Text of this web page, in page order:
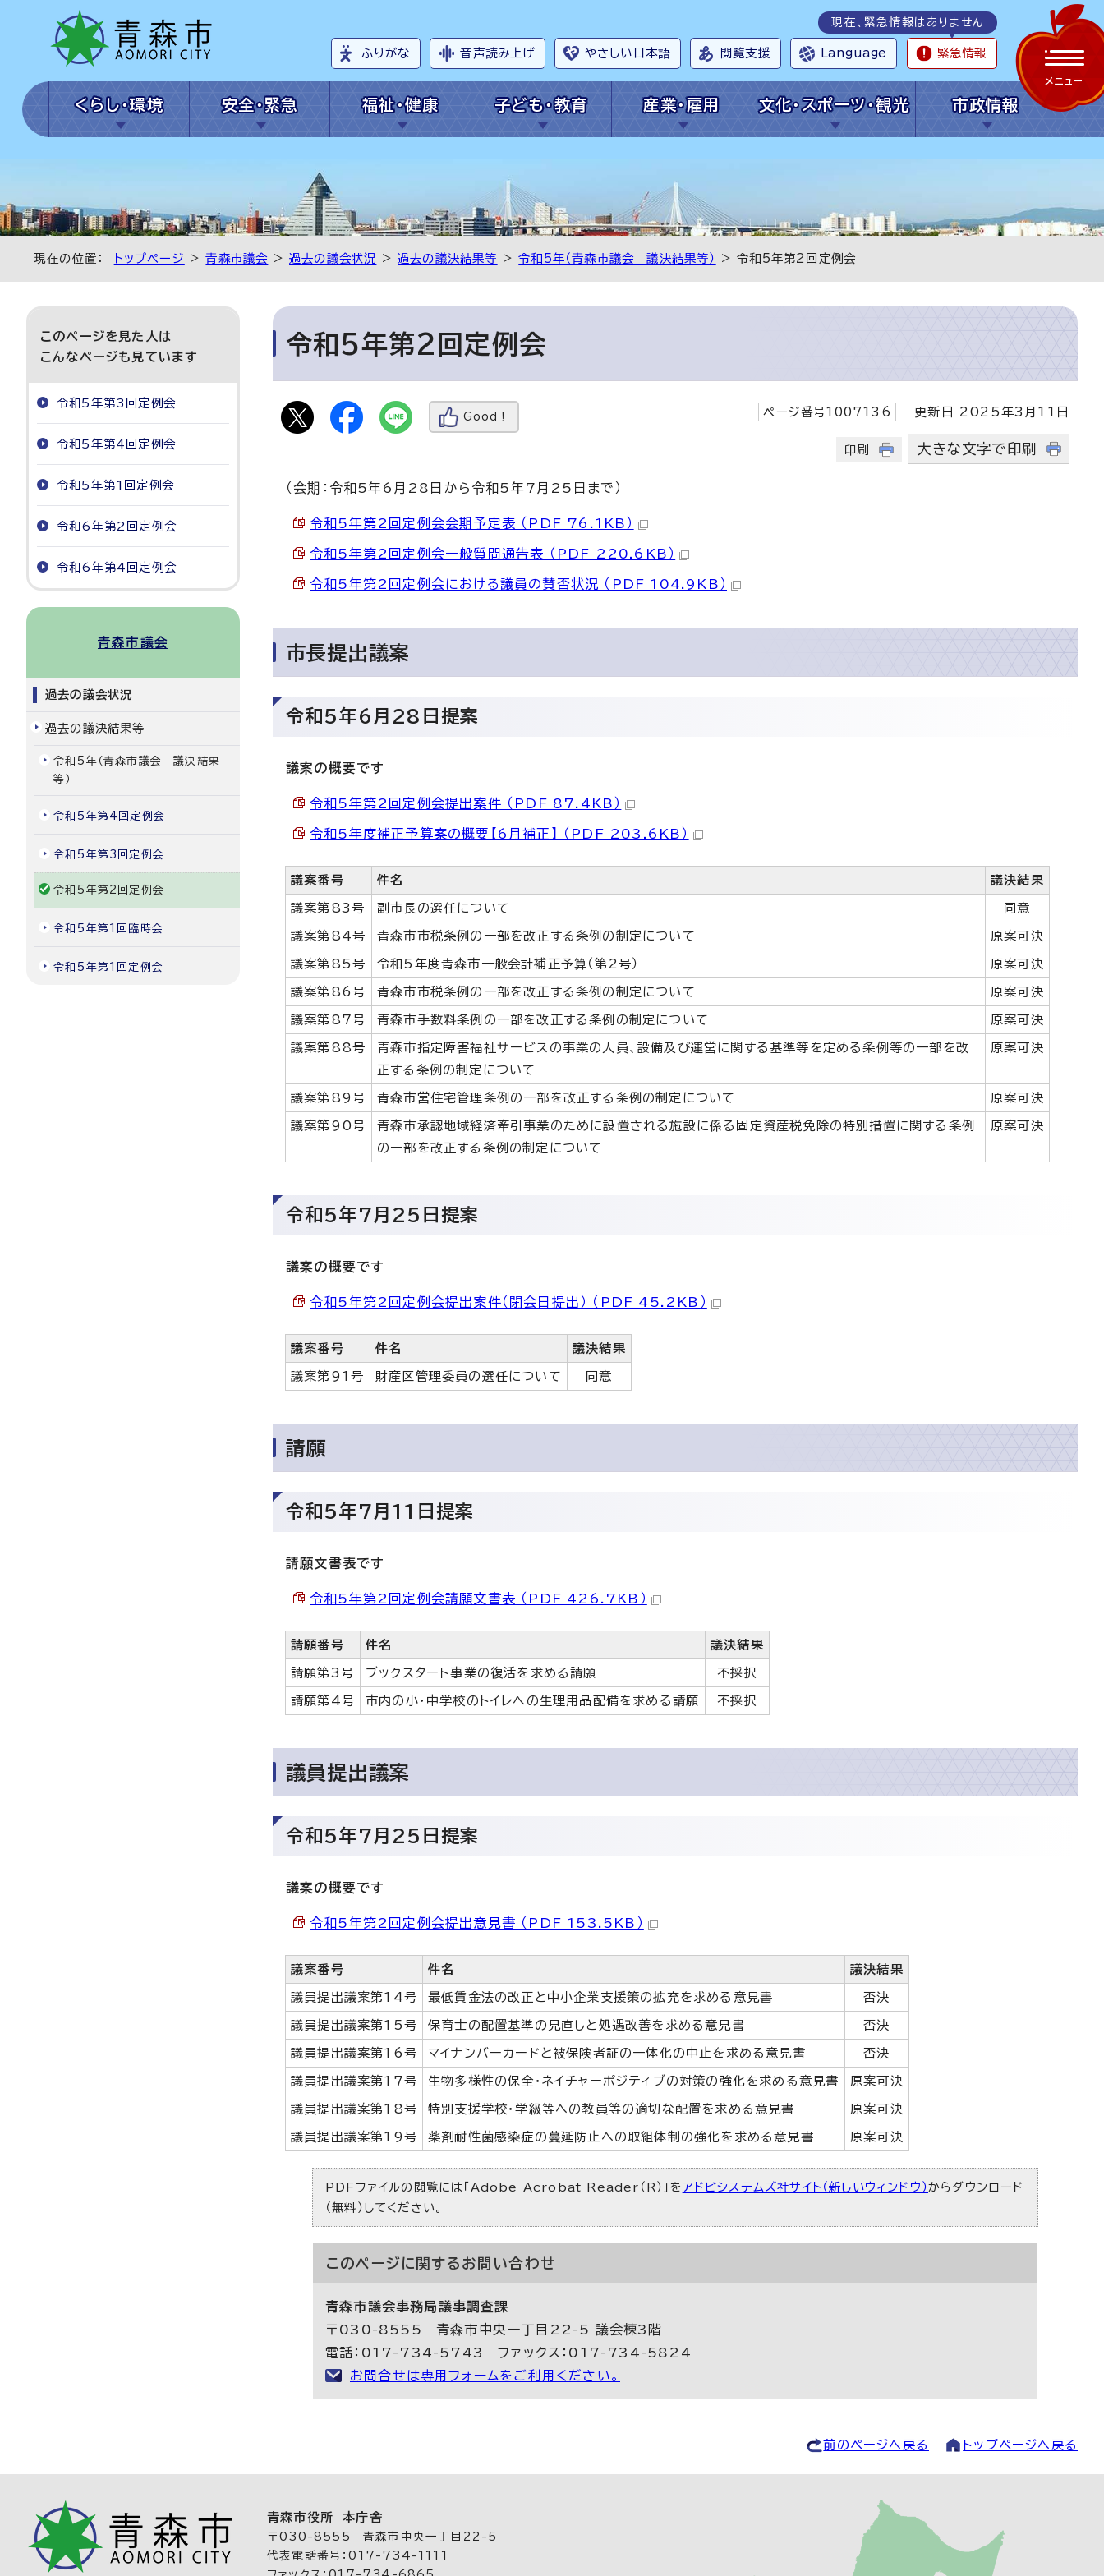
現在、緊急情報はありません
ふりがな 音声読み上げ やさしい日本語 閲覧支援 Language 緊急情報
メニュー
くらし・環境 安全・緊急 福祉・健康 子ども・教育 産業・雇用 文化・スポーツ・観光 市政情報
現在の位置： トップページ >青森市議会 >過去の議会状況 >過去の議決結果等 >令和5年（青森市議会 議決結果等） > 令和5年第2回定例会
令和5年第2回定例会
Good！ ページ番号1007136 更新日 2025年3月11日
印刷 大きな文字で印刷
（会期：令和5年6月28日から令和5年7月25日まで）
令和5年第2回定例会会期予定表 （PDF 76.1KB）
令和5年第2回定例会一般質問通告表 （PDF 220.6KB）
令和5年第2回定例会における議員の賛否状況 （PDF 104.9KB）
市長提出議案
令和5年6月28日提案
議案の概要です
令和5年第2回定例会提出案件 （PDF 87.4KB）
令和5年度補正予算案の概要【6月補正】 （PDF 203.6KB）
議案番号 件名 議決結果
議案第83号 副市長の選任について 同意
議案第84号 青森市市税条例の一部を改正する条例の制定について 原案可決
議案第85号 令和5年度青森市一般会計補正予算（第2号） 原案可決
議案第86号 青森市市税条例の一部を改正する条例の制定について 原案可決
議案第87号 青森市手数料条例の一部を改正する条例の制定について 原案可決
議案第88号
青森市指定障害福祉サービスの事業の人員、設備及び運営に関する基準等を定める条例等の一部を改
正する条例の制定について
原案可決
議案第89号 青森市営住宅管理条例の一部を改正する条例の制定について 原案可決
議案第90号
青森市承認地域経済牽引事業のために設置される施設に係る固定資産税免除の特別措置に関する条例
の一部を改正する条例の制定について
原案可決
令和5年7月25日提案
議案の概要です
令和5年第2回定例会提出案件（閉会日提出） （PDF 45.2KB）
議案番号 件名 議決結果
議案第91号 財産区管理委員の選任について 同意
請願
令和5年7月11日提案
請願文書表です
令和5年第2回定例会請願文書表 （PDF 426.7KB）
請願番号 件名 議決結果
請願第3号 ブックスタート事業の復活を求める請願 不採択
請願第4号 市内の小・中学校のトイレへの生理用品配備を求める請願 不採択
議員提出議案
令和5年7月25日提案
議案の概要です
令和5年第2回定例会提出意見書 （PDF 153.5KB）
議案番号 件名 議決結果
議員提出議案第14号 最低賃金法の改正と中小企業支援策の拡充を求める意見書 否決
議員提出議案第15号 保育士の配置基準の見直しと処遇改善を求める意見書 否決
議員提出議案第16号 マイナンバーカードと被保険者証の一体化の中止を求める意見書 否決
議員提出議案第17号 生物多様性の保全・ネイチャーポジティブの対策の強化を求める意見書 原案可決
議員提出議案第18号 特別支援学校・学級等への教員等の適切な配置を求める意見書 原案可決
議員提出議案第19号 薬剤耐性菌感染症の蔓延防止への取組体制の強化を求める意見書 原案可決
PDFファイルの閲覧には「Adobe Acrobat Reader（R）」を アドビシステムズ社サイト（新しいウィンドウ）からダウンロード
（無料）してください。
このページに関する お問い合わせ
青森市議会事務局議事調査課
〒030-8555 青森市中央一丁目22-5 議会棟3階
電話：017-734-5743 ファックス：017-734-5824
お問合せは専用フォームをご利用ください。
このページを見た人は
こんなページも見ています
令和5年第3回定例会
令和5年第4回定例会
令和5年第1回定例会
令和6年第2回定例会
令和6年第4回定例会
青森市議会
過去の議会状況
過去の議決結果等
令和5年（青森市議会 議決結果
等）
令和5年第4回定例会
令和5年第3回定例会
令和5年第2回定例会
令和5年第1回臨時会
令和5年第1回定例会
前のページへ戻る トップページへ戻る
青森市役所 本庁舎
〒030-8555 青森市中央一丁目22-5
代表電話番号：017-734-1111